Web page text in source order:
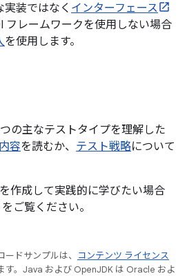
実装ではなく インターフェース
フレームワークを使用しない場合
を使用します。
の主なテストタイプを理解した
容を読むか、 テスト戦略について
作成して実践的に学びたい場合
をご覧ください。
ドサンプルは、
コンテンツ ライセンス
す。Java および OpenJDK は Oracle およ